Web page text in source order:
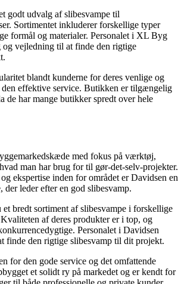
godt udvalg af slibesvampe til
Sortimentet inkluderer forskellige typer
formål og materialer. Personalet i XL Byg
vejledning til at finde den rigtige
blandt kunderne for deres venlige og
den effektive service. Butikken er tilgængelig
de har mange butikker spredt over hele
med fokus på værktøj,
man har brug for til gør-det-selv-projekter.
ekspertise inden for området er Davidsen en
der leder efter en god slibesvamp.
bredt sortiment af slibesvampe i forskellige
af deres produkter er i top, og
Personalet i Davidsen
finde den rigtige slibesvamp til dit projekt.
for den gode service og det omfattende
et solidt ry på markedet og er kendt for